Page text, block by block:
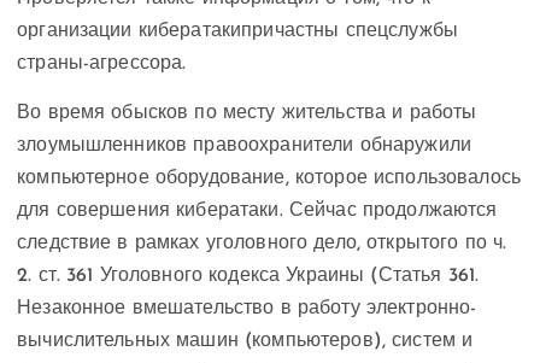
организации кибератакипричастны спецслужбы
страны-агрессора.
Во время обысков по месту жительства и работы
злоумышленников правоохранители обнаружили
компьютерное оборудование, которое использовалось
для совершения кибератаки. Сейчас продолжаются
следствие в рамках уголовного дело, открытого по ч.
2. ст. 361 Уголовного кодекса Украины (Статья 361.
Незаконное вмешательство в работу электронно-
вычислительных машин (компьютеров), систем и